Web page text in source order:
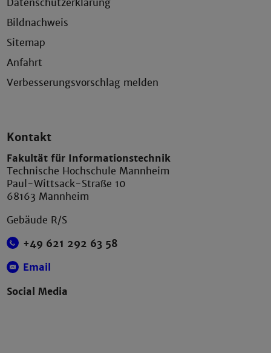
Datenschutzerklärung
Bildnachweis
Sitemap
Anfahrt
Verbesserungsvorschlag melden
Kontakt
Fakultät für Informationstechnik
Technische Hochschule Mannheim
Paul-Wittsack-Straße 10
68163 Mannheim
Gebäude R/S
+49 621 292 63 58
Email
Social Media